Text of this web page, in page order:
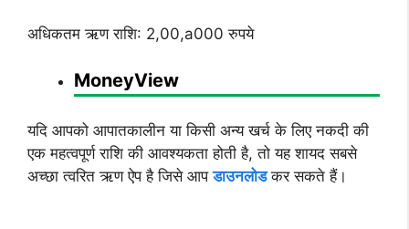
अधिकतम ऋण राशि: 2,00,a000 रुपये
MoneyView
यदि आपको आपातकालीन या किसी अन्य खर्च के लिए नकदी की
एक महत्वपूर्ण राशि की आवश्यकता होती है, तो यह शायद सबसे
अच्छा त्वरित ऋण ऐप है जिसे आपडाउनलोडकर सकते हैं।